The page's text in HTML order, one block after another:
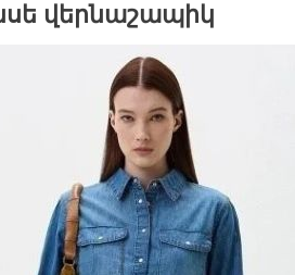
վերնաշապիկ